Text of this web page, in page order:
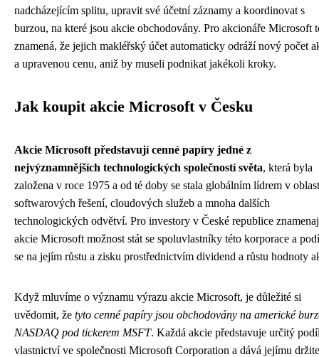
nadcházejícím splitu, upravit své účetní záznamy a koordinovat s
burzou, na které jsou akcie obchodovány. Pro akcionáře Microsoft
znamená, že jejich makléřský účet automaticky odráží nový počet
a upravenou cenu, aniž by museli podnikat jakékoli kroky.
Jak koupit akcie Microsoft v Česku
Akcie Microsoft představují cenné papíry jedné z
nejvýznamnějších technologických společností světa, která byla
založena v roce 1975 a od té doby se stala globálním lídrem v
softwarových řešení, cloudových služeb a mnoha dalších
technologických odvětví. Pro investory v České republice
akcie Microsoft možnost stát se spoluvlastníky této korporace a
se na jejím růstu a zisku prostřednictvím dividend a růstu hodnoty
Když mluvíme o významu výrazu akcie Microsoft, je důležité si
uvědomit, že tyto cenné papíry jsou obchodovány na americké
NASDAQ pod tickerem MSFT. Každá akcie představuje určitý
vlastnictví ve společnosti Microsoft Corporation a dává jejímu